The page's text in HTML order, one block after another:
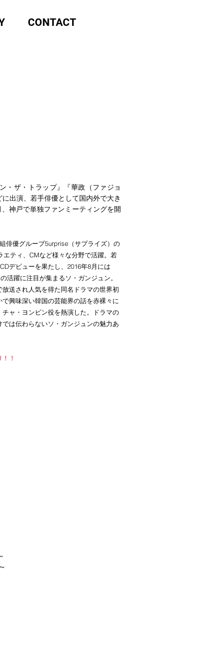
CONTACT
・ザ・トラップ』『華政（ファジョ
出演、若手俳優として国内外で大き
神戸で単独ファンミーティングを開
俳優グループ5urprise（サプライズ）の
エティ、CMなど様々な分野で活躍。若
デビューを果たし、2016年8月には
活躍に注目が集まるソ・ガンジュン。
送され人気を得た同名ドラマの世界初
興味深い韓国の芸能界の話を赤裸々に
ャ・ヨンビン役を熱演した。ドラマの
は伝わらないソ・ガンジュンの魅力あ
！
ン、